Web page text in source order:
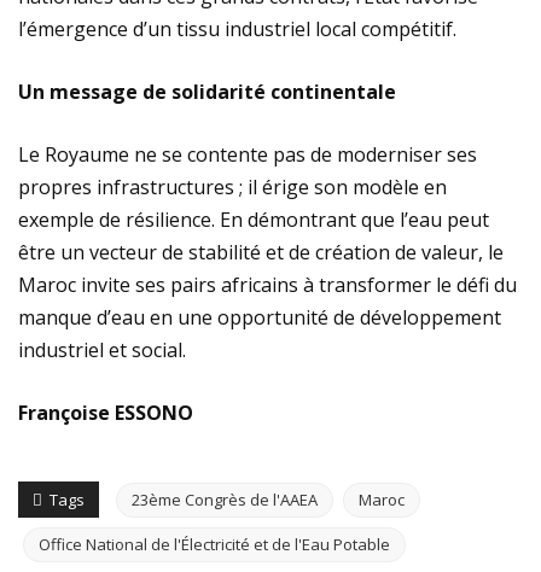
l’émergence d’un tissu industriel local compétitif.
Un message de solidarité continentale
Le Royaume ne se contente pas de moderniser ses
propres infrastructures ; il érige son modèle en
exemple de résilience. En démontrant que l’eau peut
être un vecteur de stabilité et de création de valeur, le
Maroc invite ses pairs africains à transformer le défi du
manque d’eau en une opportunité de développement
industriel et social.
Françoise ESSONO
Tags 23ème Congrès de l'AAEA Maroc
Office National de l'Électricité et de l'Eau Potable